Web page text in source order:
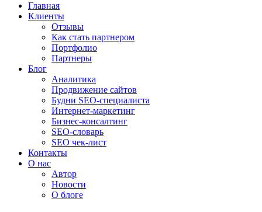
Главная
Клиенты
Отзывы
Как стать партнером
Портфолио
Партнеры
Блог
Аналитика
Продвижение сайтов
Будни SEO-специалиста
Интернет-маркетинг
Бизнес-консалтинг
SEO-словарь
SEO чек-лист
Контакты
О нас
Автор
Новости
О блоге